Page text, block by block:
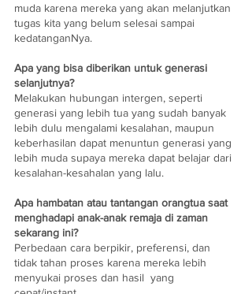
muda karena mereka yang akan melanjutkan
tugas kita yang belum selesai sampai
kedatanganNya.
Apa yang bisa diberikan untuk generasi
selanjutnya?
Melakukan hubungan intergen, seperti
generasi yang lebih tua yang sudah banyak
lebih dulu mengalami kesalahan, maupun
keberhasilan dapat menuntun generasi yang
lebih muda supaya mereka dapat belajar dari
kesalahan-kesahalan yang lalu.
Apa hambatan atau tantangan orangtua saat
menghadapi anak-anak remaja di zaman
sekarang ini?
Perbedaan cara berpikir, preferensi, dan
tidak tahan proses karena mereka lebih
menyukai proses dan hasil  yang